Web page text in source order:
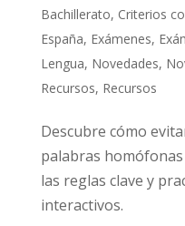
Bachillerato, Criterios
España, Exámenes,
Lengua, Novedades,
Recursos, Recursos
Descubre cómo
palabras homófonas
las reglas clave y
interactivos.